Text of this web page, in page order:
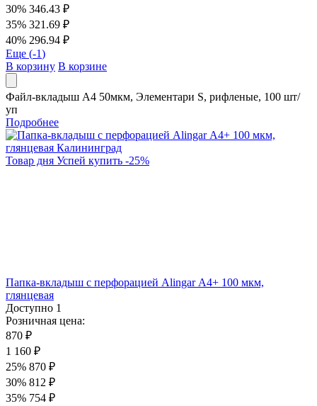
30% 346.43 ₽
35% 321.69 ₽
40% 296.94 ₽
Еще (-1)
В корзину В корзине
Файл-вкладыш А4 50мкм, Элементари S, рифленые, 100 шт/
уп
Подробнее
Товар дня Успей купить -25%
Папка-вкладыш с перфорацией Alingar А4+ 100 мкм,
глянцевая
Доступно 1
Розничная цена:
870 ₽
1 160 ₽
25% 870 ₽
30% 812 ₽
35% 754 ₽